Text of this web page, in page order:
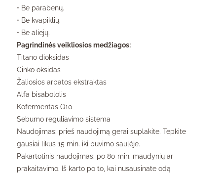
• Be parabenų.
• Be kvapiklių.
• Be aliejų.
Pagrindinės veikliosios medžiagos:
Titano dioksidas
Cinko oksidas
Žaliosios arbatos ekstraktas
Alfa bisabololis
Kofermentas Q10
Sebumo reguliavimo sistema
Naudojimas: prieš naudojimą gerai suplakite. Tepkite
gausiai likus 15 min. iki buvimo saulėje.
Pakartotinis naudojimas: po 80 min. maudynių ar
prakaitavimo. Iš karto po to, kai nusausinate odą